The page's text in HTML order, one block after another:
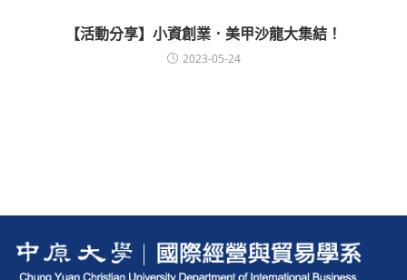
【活動分享】小資創業．美甲沙龍大集結！
2023-05-24